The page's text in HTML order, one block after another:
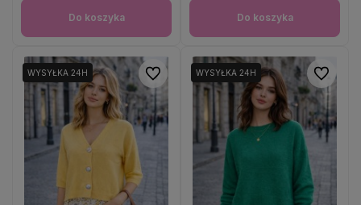
Do koszyka Do koszyka
WYSYŁKA 24H Do ulubionychWYSYŁKA 24H Do